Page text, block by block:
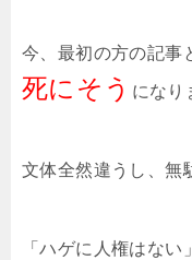
今、最初の方の記事
死にそう になり
文体全然違うし、無
「ハゲに人権はな